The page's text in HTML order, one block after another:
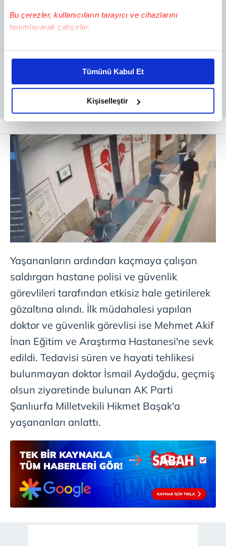
Bu çerezler, kullanıcıların tarayıcı ve cihazlarını
tanımlayarak çalışırlar.
Bu çerezlere izin vermeniz halinde sizlere özel
daha iyi reklam deneyimi yaşatabiliriz. Bunu yaparken
amacımızın size daha iyi bir reklam deneyimi sunmak
olduğunu ve sizlere en iyi içerikleri sunabilmek adına
elimizden gelen çabayı gösterdiğimizi ve bu noktada,
reklamların maliyetlerimizi karşılamak noktasında tek gelir
kalemimiz olduğunu sizlere hatırlatmak isteriz.
Her halükârda, kullanıcılar, bu çerezlere izin vermedikleri
takdirde, kullanıcılara hedefli reklamlar
gösterilmeyecektir."
Sizlere daha iyi bir hizmet sunabilmek için İnternet
Sitemizde kendimize ve üçüncü kişilere ait çerezler
kullanılmaktadır. Bu çerezler vasıtasıyla çeşitli kişisel
verileriniz işlenmekte olup gerekli olan çerezler bilgi
toplumu hizmetlerinin sunulması amacıyla
kullanılmaktadır. Diğer çerezler, sitemizin daha işlevsel
kılınması ve kişiselleştirilmesi ve sizlere yönelik
reklam/pazarlama faaliyetlerinin yapılması, amaçlarıyla
sınırlı olarak açık rızanız dahilinde kullanılacaktır.
Çerezlere ilişkin tercihlerinizi aşağıda yer alan panel
vasıtasıyla belirleyebilirsiniz. Çerezlere ilişkin detaylı bilgi
için Ayarlar butonuna tıklayabilir,Çerez Bilgilendirme
ziyaret edebilirsiniz.
6698 sayılı Kişisel Verilerin Korunması Kanunu uyarınca
hazırlanmış Aydınlatma Metnimizi okumak ve sitemizde
almak için lütfentıklayınız
Tümünü Kabul Et
Kişiselleştir
Yaşananların ardından kaçmaya çalışan
saldırgan hastane polisi ve güvenlik
görevlileri tarafından etkisiz hale getirilerek
gözaltına alındı. İlk müdahalesi yapılan
doktor ve güvenlik görevlisi ise Mehmet Akif
İnan Eğitim ve Araştırma Hastanesi'ne sevk
edildi. Tedavisi süren ve hayati tehlikesi
bulunmayan doktor İsmail Aydoğdu, geçmiş
olsun ziyaretinde bulunan AK Parti
Şanlıurfa Milletvekili Hikmet Başak'a
yaşananları anlattı.